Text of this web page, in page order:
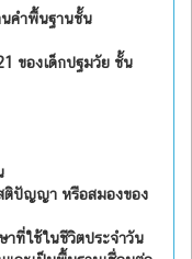
นคำพื้นฐานชั้น
ของเด็กปฐมวัย ชั้น
ติปัญญา หรือสมองของ
าที่ใช้ในชีวิตประจำวัน